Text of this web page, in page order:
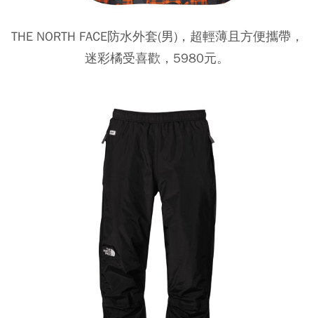
THE NORTH FACE防水外套(男)，超輕薄且方便攜帶，
迷彩橘受喜歡，5980元。